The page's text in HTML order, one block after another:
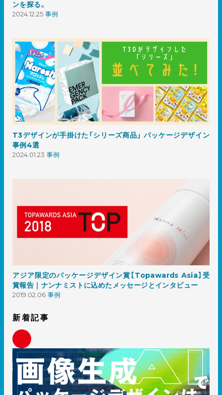
ンを探る。
2024.12.25 事例
T3デザインが手掛けた「シリーズ商品」 パッケージデザイン
事例4選
2024.01.23 事例
アジア限定のパッケージデザイン賞【Topawards Asia】受
賞報告｜ナンナミストに込めたメッセージとインタビュー
2019.02.06 事例
新着記事